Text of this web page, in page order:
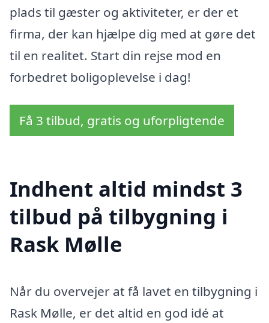
plads til gæster og aktiviteter, er der et
firma, der kan hjælpe dig med at gøre det
til en realitet. Start din rejse mod en
forbedret boligoplevelse i dag!
Få 3 tilbud, gratis og uforpligtende
Indhent altid mindst 3
tilbud på tilbygning i
Rask Mølle
Når du overvejer at få lavet en tilbygning i
Rask Mølle, er det altid en god idé at